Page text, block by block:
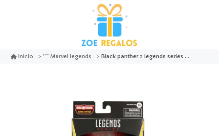
Inicio Marvel legends Black panther 2 legends series - hasbro